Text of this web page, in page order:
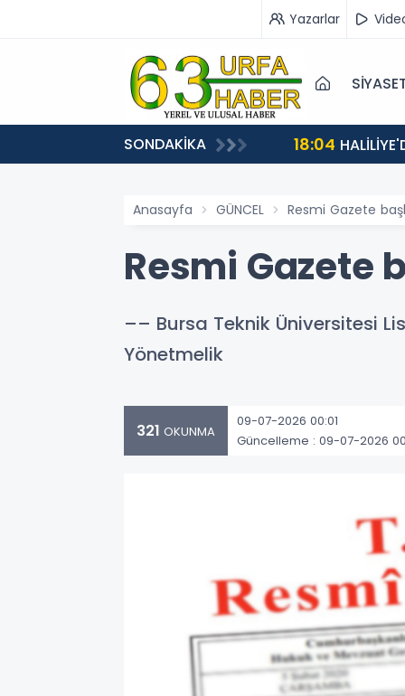
Yazarlar
SONDAKİKA 18:04
Anasayfa GÜNCEL Resmi Gazete
Resmi Gazete
–– Bursa Teknik Üniversitesi
Yönetmelik
321 OKUNMA
09-07-2026 00:01
Güncelleme : 09-07-2026